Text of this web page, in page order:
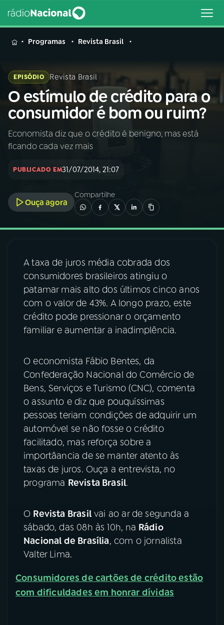
MENU
Buscar
na
Rádio
Nacional
Buscar
04PROGRAMAS
05PODCASTS
07 ÚLTIMAS
08 FESTIVAL DE MÚSICA
ACOMPANHE A RÁDIO NACIONAL
YouTube Facebook
TikTok
Programas Revista Brasil
EPISÓDIO Revista Brasil
O estímulo de crédito para o
consumidor é bom ou ruim?
Economista diz que o crédito é benigno, mas está
ficando cada vez mais
PUBLICADO EM31/07/2014, 21:07
Ouça agora
Compartilhe
A taxa de juros média cobrada dos
consumidores brasileiros atingiu o
patamar mais alto dos últimos cinco anos
com o valor de 43%. A longo prazo, este
crédito pode pressionar o orçamento
familiar e aumentar a inadimplência.
O economista Fábio Bentes, da
Confederação Nacional do Comércio de
Bens, Serviços e Turismo (CNC), comenta
o assunto e diz que pouquíssimas
pessoas teriam condições de adquirir um
automóvel se não fosse o crédito
facilitado, mas reforça sobre a
importâancia de se manter atento às
taxas de juros. Ouça a entrevista, no
programa Revista Brasil.
O Revista Brasilvai ao ar de segunda a
sábado, das 08h às 10h, na Rádio
Nacional de Brasília, com o jornalista
Valter Lima.
Consumidores de cartões de crédito estão
com dificuldades em honrar dívidas